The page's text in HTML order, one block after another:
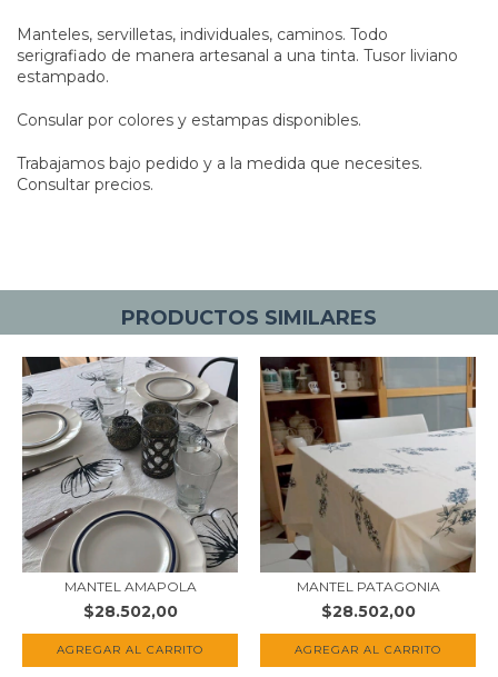
Manteles, servilletas, individuales, caminos. Todo
serigrafiado de manera artesanal a una tinta. Tusor liviano
estampado.
Consular por colores y estampas disponibles.
Trabajamos bajo pedido y a la medida que necesites.
Consultar precios.
PRODUCTOS SIMILARES
MANTEL AMAPOLA
$28.502,00
AGREGAR AL CARRITO
MANTEL PATAGONIA
$28.502,00
AGREGAR AL CARRITO